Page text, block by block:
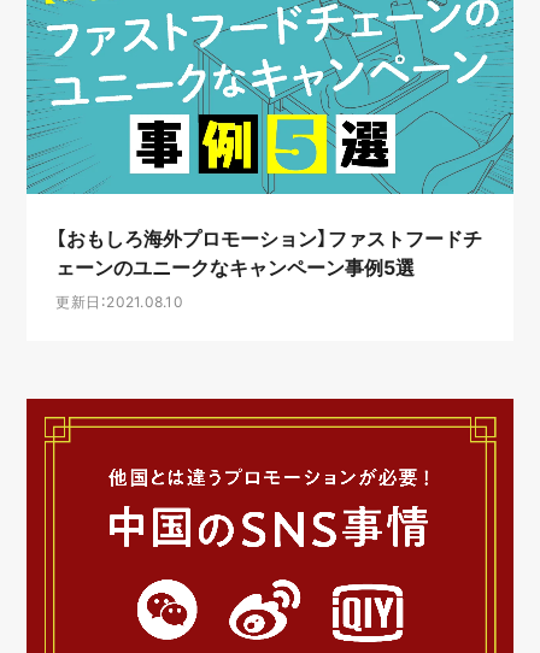
【おもしろ海外プロモーション】ファストフードチ
ェーンのユニークなキャンペーン事例5選
更新日：2021.08.10